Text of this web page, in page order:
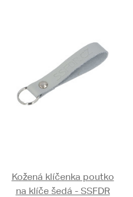
Kožená klíčenka poutko
na klíče šedá - SSFDR